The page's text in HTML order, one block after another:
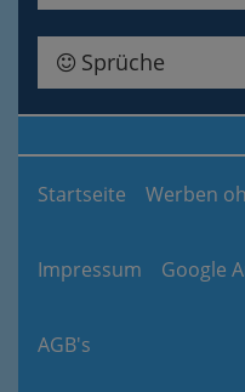
Sprüche
Startseite Werben
Impressum Google
AGB's